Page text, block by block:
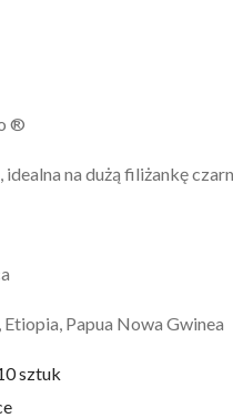
®
na dużą filiżankę
Papua Nowa Gwinea
sztuk